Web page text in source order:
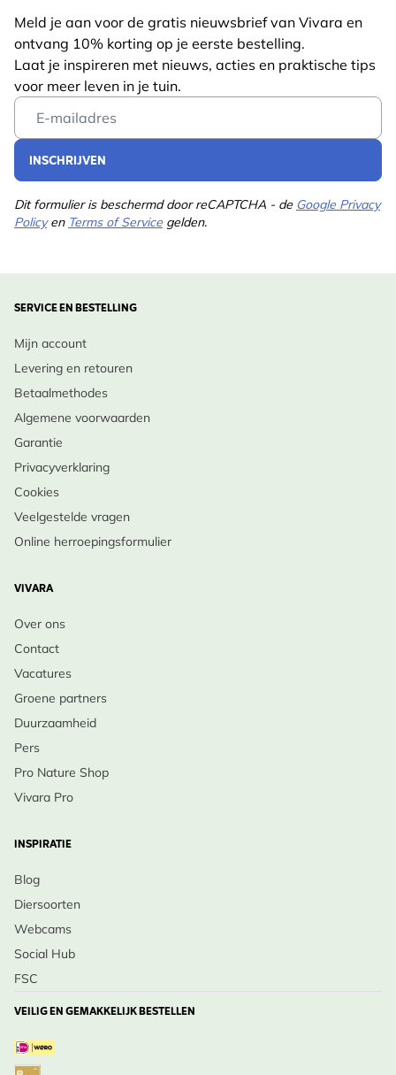
Gewicht 1 kg
Kcal per
100g
612
Belangrijkste
ingrediënten
Pinda's
Analytische
bestanddelen
Ruw eiwit 10.4%, Ruw
vet 49.6%, Ruwe celstof
1.5%, Ruw as 1.1%
Voedertafel
Lees meer
Meld je aan voor de gratis nieuwsbrief van Vivara en
ontvang 10% korting op je eerste bestelling.
Laat je inspireren met nieuws, acties en praktische tips
voor meer leven in je tuin.
Email Address
INSCHRIJVEN
Dit formulier is beschermd door reCAPTCHA - de Google Privacy
Policyen Terms of Service gelden.
SERVICE EN BESTELLING
Mijn account
Levering en retouren
Betaalmethodes
Algemene voorwaarden
Garantie
Privacyverklaring
Cookies
Veelgestelde vragen
Online herroepingsformulier
VIVARA
Over ons
Contact
Vacatures
Groene partners
Duurzaamheid
Pers
Pro Nature Shop
Vivara Pro
INSPIRATIE
Blog
Diersoorten
Webcams
Social Hub
FSC
VEILIG EN GEMAKKELIJK BESTELLEN